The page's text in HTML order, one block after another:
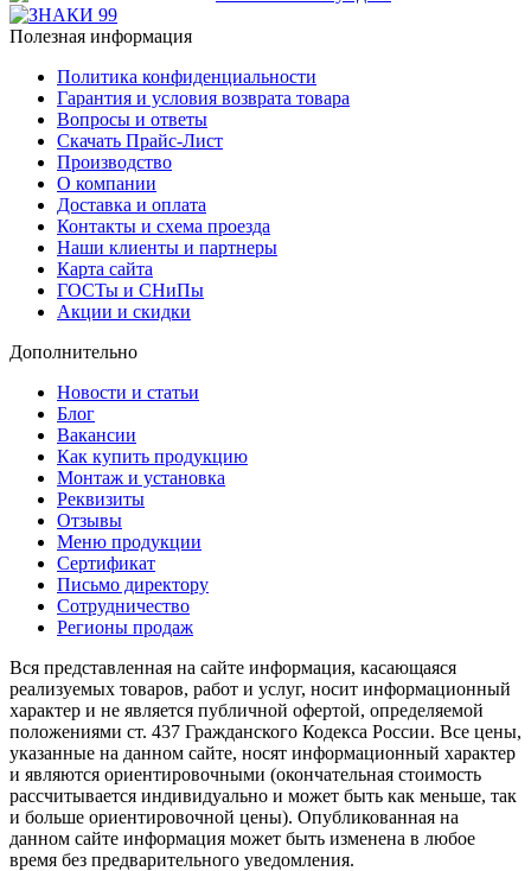
Полезная информация
Политика конфиденциальности
Гарантия и условия возврата товара
Вопросы и ответы
Скачать Прайс-Лист
Производство
О компании
Доставка и оплата
Контакты и схема проезда
Наши клиенты и партнеры
Карта сайта
ГОСТы и СНиПы
Акции и скидки
Дополнительно
Новости и статьи
Блог
Вакансии
Как купить продукцию
Монтаж и установка
Реквизиты
Отзывы
Меню продукции
Сертификат
Письмо директору
Сотрудничество
Регионы продаж
Вся представленная на сайте информация, касающаяся
реализуемых товаров, работ и услуг, носит информационный
характер и не является публичной офертой, определяемой
положениями ст. 437 Гражданского Кодекса России. Все цены,
указанные на данном сайте, носят информационный характер
и являются ориентировочными (окончательная стоимость
рассчитывается индивидуально и может быть как меньше, так
и больше ориентировочной цены). Опубликованная на
данном сайте информация может быть изменена в любое
время без предварительного уведомления.